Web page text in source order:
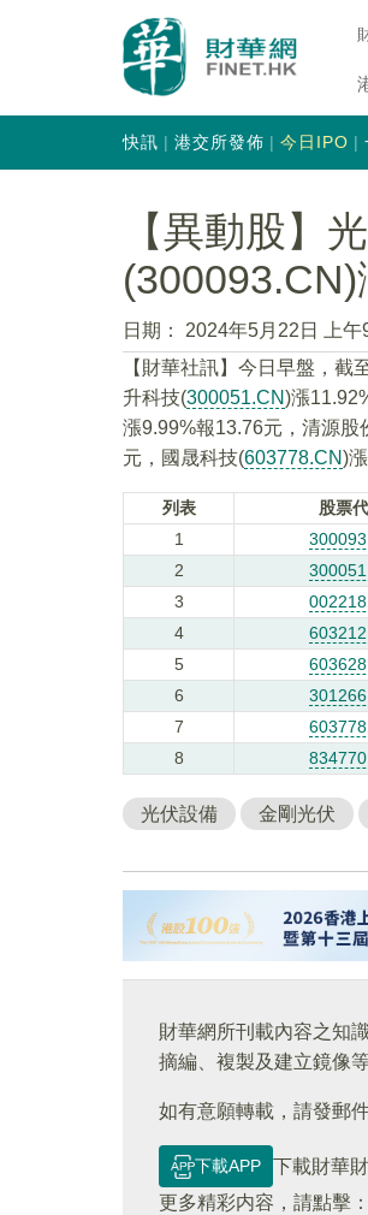
快訊 港交所發佈 今日IPO
【異動股】
日期：
2024年5月22日 上午
【財華社訊】今日早盤，
升科技(300051.CN)漲
漲9.99%報13.76元，清源股
元，國晟科技(603778.CN)
列表 股票
1
2
3
4
5
6
7
8
光伏設備 金剛光伏
財華網所刊載內容之知
摘編、複製及建立鏡像
如有意願轉載，請發郵
下載APP
下載財華
更多精彩内容，請點擊：